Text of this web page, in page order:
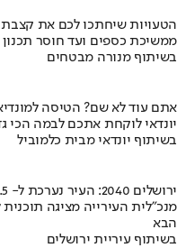
הטעויות שיחתכו לכם את
ממשיכת כספים ועד חוסר
בשיתוף מנורה מבטחים
אתם עוד לא שם? הטיסה
יונדאי לוקחת אתכם לבמה הכי
בשיתוף יונדאי מבית כלמוביל
ירושלים 2040: העיר נערכת ל- 1.5 מליון תושבים
מנכ"לית העירייה מציגה
הבא
בשיתוף עיריית ירושלים